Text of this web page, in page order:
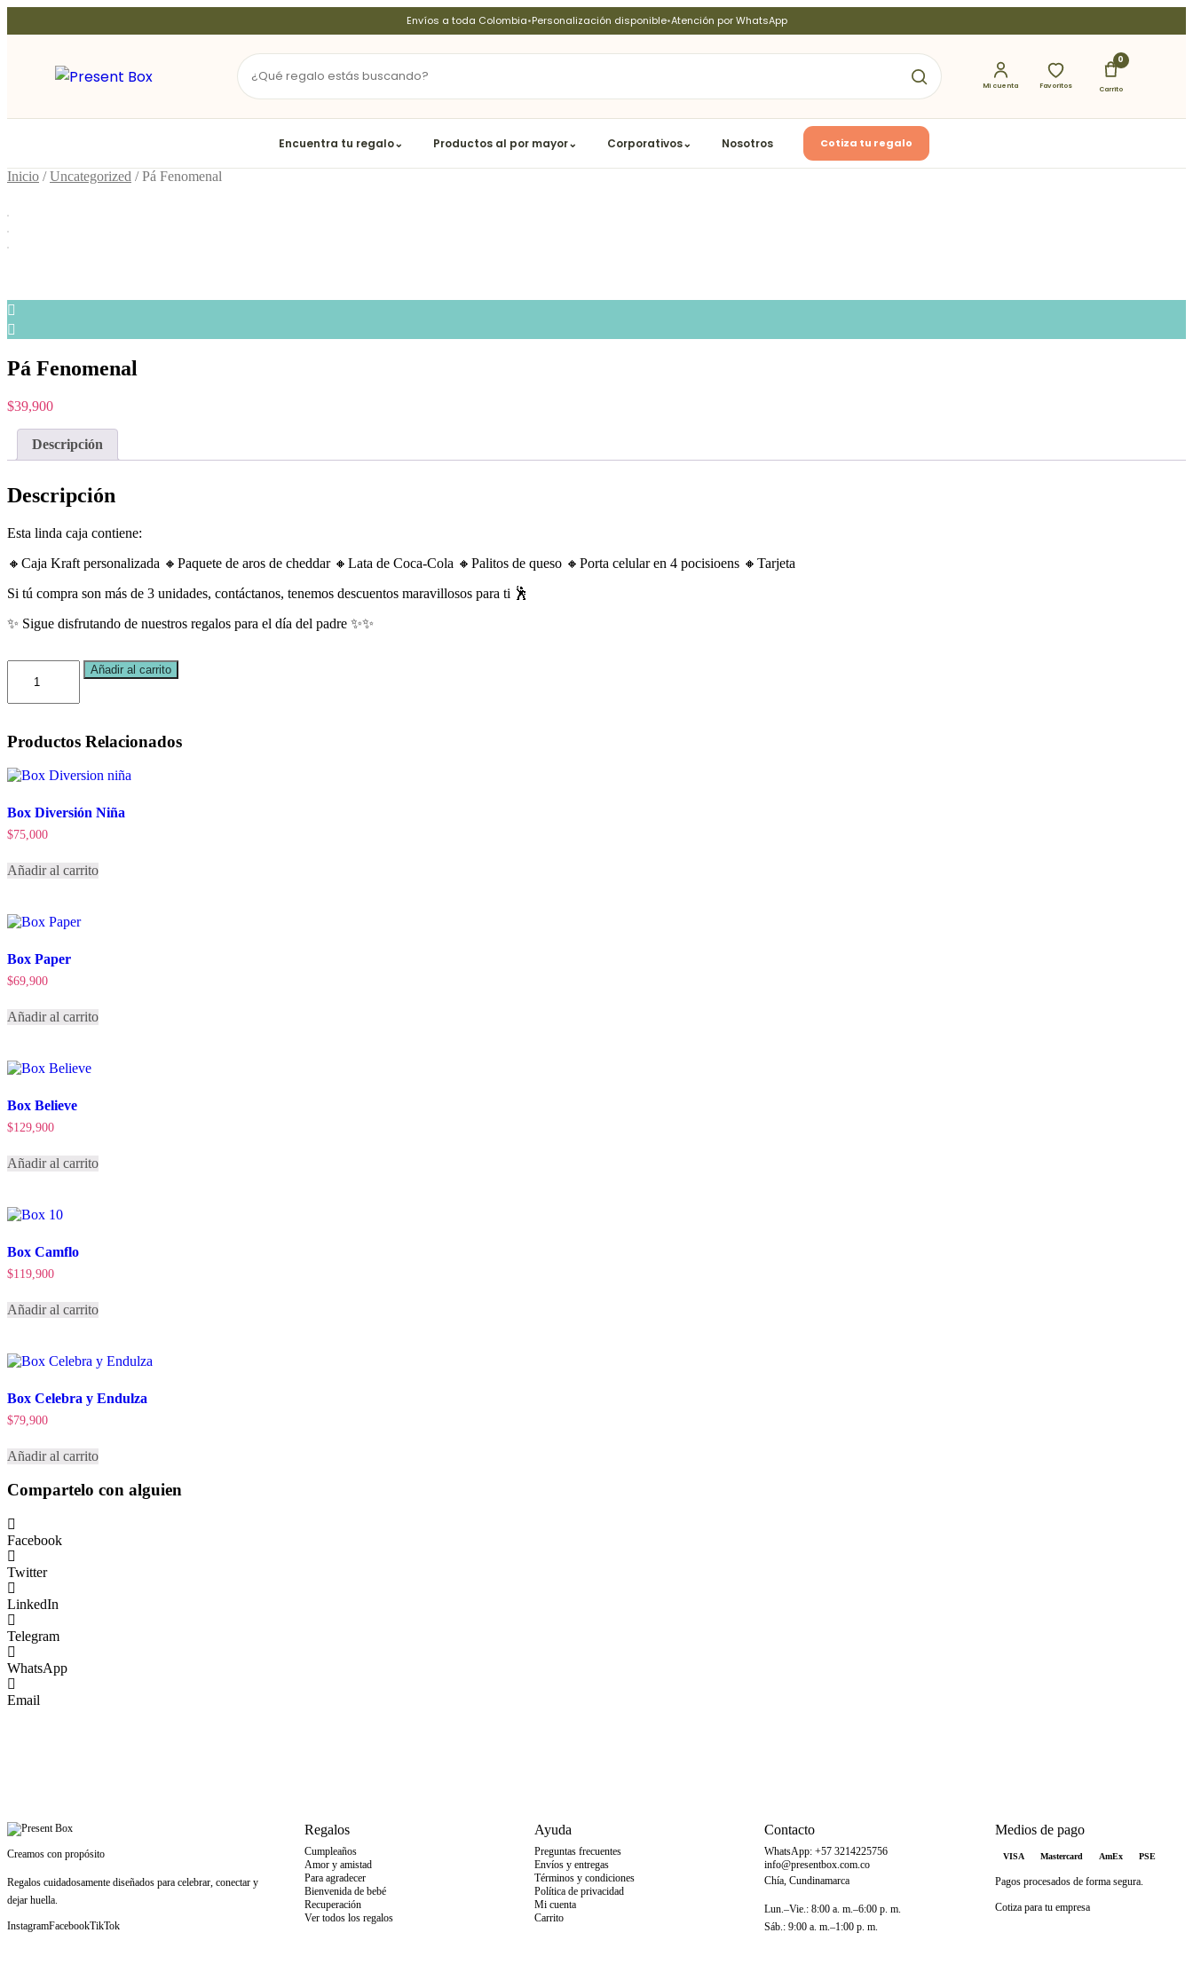
Envíos a toda Colombia•Personalización disponible•Atención por WhatsApp
Mi cuenta Favoritos
0
Carrito
Encuentra tu regalo⌄ Productos al por mayor⌄ Corporativos⌄ Nosotros Cotiza tu regalo
Inicio /Uncategorized / Pá Fenomenal
Pá Fenomenal
$39,900
Descripción
Descripción
Esta linda caja contiene:
🔸Caja Kraft personalizada 🔸Paquete de aros de cheddar 🔸Lata de Coca-Cola 🔸Palitos de queso 🔸Porta celular en 4 pocisioens 🔸Tarjeta
Si tú compra son más de 3 unidades, contáctanos, tenemos descuentos maravillosos para ti 🕺
✨ Sigue disfrutando de nuestros regalos para el día del padre ✨✨
Fenomenal
Añadir al carrito
Productos Relacionados
Box Diversión Niña
$75,000
Añadir al carrito
Box Paper
$69,900
Añadir al carrito
Box Believe
$129,900
Añadir al carrito
Box Camflo
$119,900
Añadir al carrito
Box Celebra y Endulza
$79,900
Añadir al carrito
Compartelo con alguien
Facebook
Twitter
LinkedIn
Telegram
WhatsApp
Email
Creamos con propósito
Regalos cuidadosamente diseñados para celebrar, conectar y
dejar huella.
InstagramFacebookTikTok
Regalos
Cumpleaños
Amor y amistad
Para agradecer
Bienvenida de bebé
Recuperación
Ver todos los regalos
Ayuda
Preguntas frecuentes
Envíos y entregas
Términos y condiciones
Política de privacidad
Mi cuenta
Carrito
Contacto
WhatsApp: +57 3214225756
info@presentbox.com.co
Chía, Cundinamarca
Lun.–Vie.: 8:00 a. m.–6:00 p. m.
Sáb.: 9:00 a. m.–1:00 p. m.
Medios de pago
VISA Mastercard AmEx PSE
Pagos procesados de forma segura.
Cotiza para tu empresa